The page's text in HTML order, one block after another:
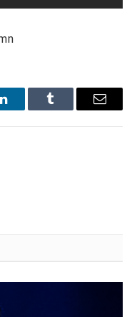
LinkedInTumblr Имэйл